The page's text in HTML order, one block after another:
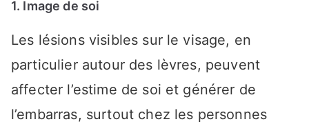
1. Image de soi
Les lésions visibles sur le visage, en
particulier autour des lèvres, peuvent
affecter l’estime de soi et générer de
l’embarras, surtout chez les personnes